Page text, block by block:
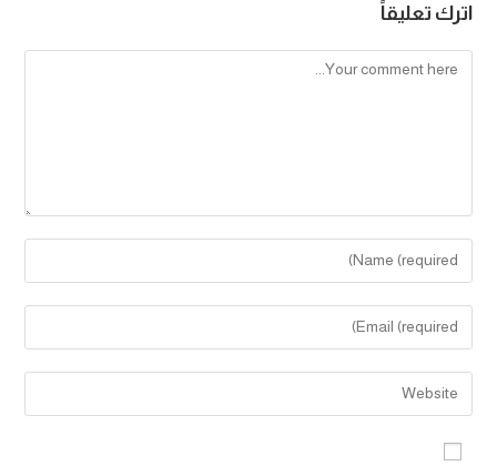
اترك تعليقاً
Comment
Enter
your
name
comment
Enter
your
email
address
comment
Enter
your
website